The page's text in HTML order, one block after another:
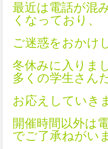
最近は電話が混
くなっており、
ご迷惑をおかけ
冬休みに入りま
多くの学生さん
お応えしていき
開催時間以外は
でご了承ねがい